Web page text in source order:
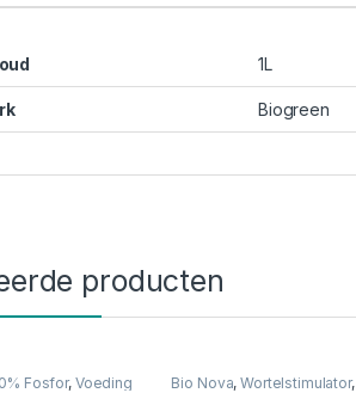
1L
Biogreen
producten
Fosfor, Voeding Bio Nova,Wortelstimulator,